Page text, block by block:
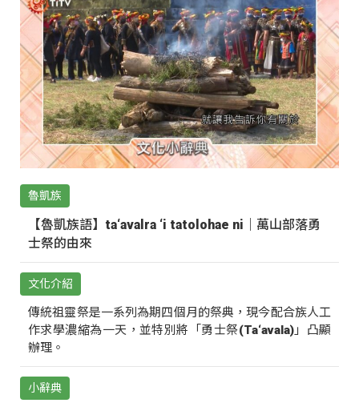
魯凱族
【魯凱族語】ta‘avalra ‘i tatolohae ni｜萬山部落勇
士祭的由來
文化介紹
傳統祖靈祭是一系列為期四個月的祭典，現今配合族人工
作求學濃縮為一天，並特別將「勇士祭(Ta‘avala)」凸顯
辦理。
小辭典